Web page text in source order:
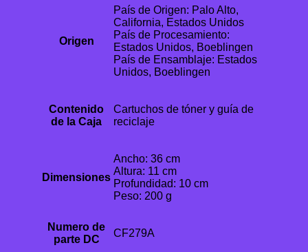
Origen
País de Origen: Palo Alto,
California, Estados Unidos
País de Procesamiento:
Estados Unidos, Boeblingen
País de Ensamblaje: Estados
Unidos, Boeblingen
Contenido
de la Caja
Cartuchos de tóner y guía de
reciclaje
Dimensiones
Ancho: 36 cm
Altura: 11 cm
Profundidad: 10 cm
Peso: 200 g
Numero de
parte DC
CF279A